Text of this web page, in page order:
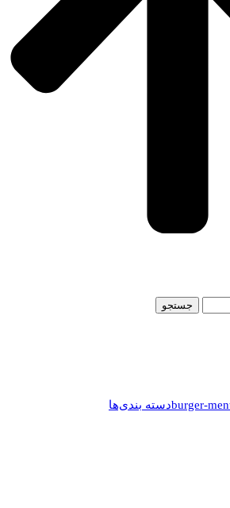
جستجو
دسته بندی‌ها